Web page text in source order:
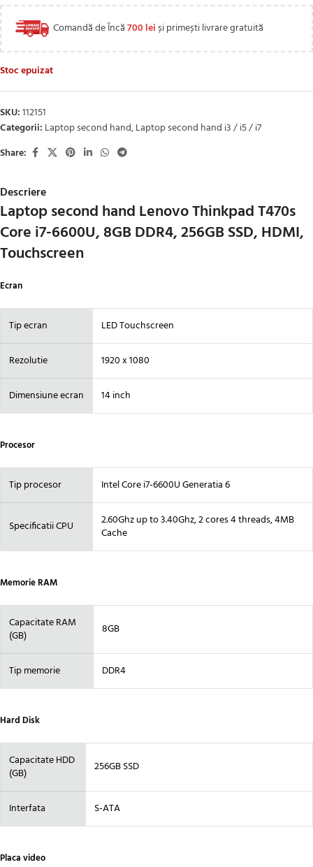
Comandă de Încă700 leiși primești livrare gratuită
Stoc epuizat
SKU:112151
Categorii: Laptop second hand,Laptop second hand i3 / i5 / i7
Share:
Descriere
Laptop second hand Lenovo Thinkpad T470s
Core i7-6600U, 8GB DDR4, 256GB SSD, HDMI,
Touchscreen
Ecran
Tip ecran LED Touchscreen
Rezolutie 1920 x 1080
Dimensiune ecran 14 inch
Procesor
Tip procesor Intel Core i7-6600U Generatia 6
Specificatii CPU
2.60Ghz up to 3.40Ghz, 2 cores 4 threads, 4MB
Cache
Memorie RAM
Capacitate RAM
(GB)
8GB
Tip memorie DDR4
Hard Disk
Capacitate HDD
(GB)
256GB SSD
Interfata S-ATA
Placa video